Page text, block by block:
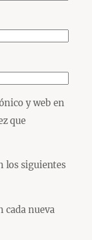
y web en
que
los siguientes
cada nueva